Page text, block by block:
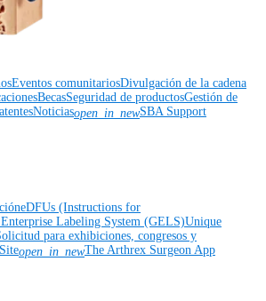
Eventos comunitariosDivulgación de la cadena
BecasSeguridad de productosGestión de
Noticiasopen_in_newSBA Support
eDFUs (Instructions for
Labeling System (GELS)Unique
para exhibiciones, congresos y
open_in_newThe Arthrex Surgeon App